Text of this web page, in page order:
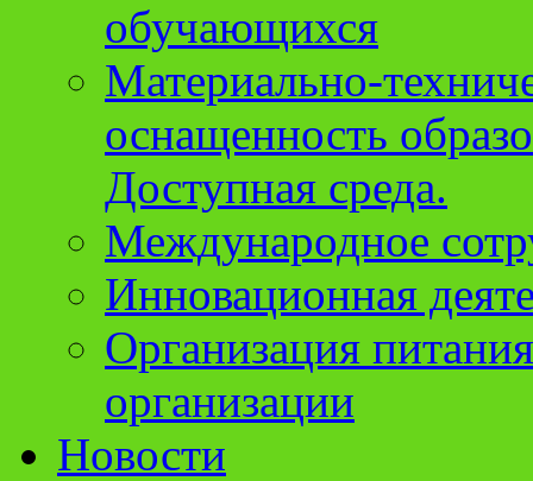
обучающихся
Материально-
оснащенность
Доступная среда.
Международное
Инновационная
Организация
организации
Новости